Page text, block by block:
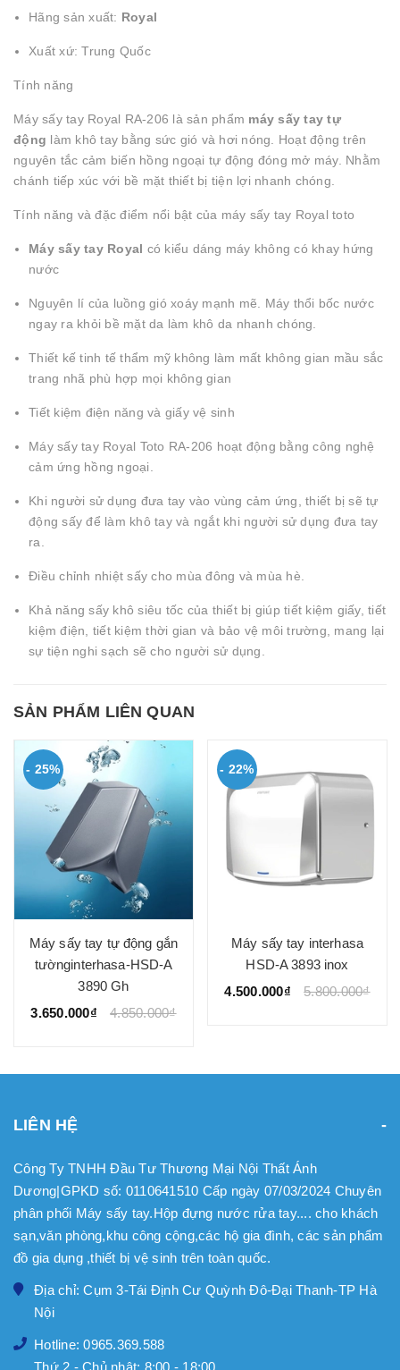
Hãng sản xuất: Royal
Xuất xứ: Trung Quốc
Tính năng
Máy sấy tay Royal RA-206 là sản phẩm máy sấy tay tự
động làm khô tay bằng sức gió và hơi nóng. Hoạt động trên
nguyên tắc cảm biến hồng ngoại tự động đóng mở máy. Nhằm
chánh tiếp xúc với bề mặt thiết bị tiện lợi nhanh chóng.
Tính năng và đặc điểm nổi bật của máy sấy tay Royal toto
Máy sấy tay Royal có kiểu dáng máy không có khay hứng
nước
Nguyên lí của luồng gió xoáy mạnh mẽ. Máy thổi bốc nước
ngay ra khỏi bề mặt da làm khô da nhanh chóng.
Thiết kế tinh tế thẩm mỹ không làm mất không gian mầu sắc
trang nhã phù hợp mọi không gian
Tiết kiệm điện năng và giấy vệ sinh
Máy sấy tay Royal Toto RA-206 hoạt động bằng công nghệ
cảm ứng hồng ngoại.
Khi người sử dụng đưa tay vào vùng cảm ứng, thiết bị sẽ tự
động sấy để làm khô tay và ngắt khi người sử dụng đưa tay
ra.
Điều chỉnh nhiệt sấy cho mùa đông và mùa hè.
Khả năng sấy khô siêu tốc của thiết bị giúp tiết kiệm giấy, tiết
kiệm điện, tiết kiệm thời gian và bảo vệ môi trường, mang lại
sự tiện nghi sạch sẽ cho người sử dụng.
SẢN PHẨM LIÊN QUAN
- 25%
Máy sấy tay tự động gắn
tườnginterhasa-HSD-A
3890 Gh
3.650.000₫
4.850.000₫
- 22%
Máy sấy tay interhasa
HSD-A 3893 inox
4.500.000₫
5.800.000₫
LIÊN HỆ
Công Ty TNHH Đầu Tư Thương Mại Nội Thất Ánh
Dương|GPKD số: 0110641510 Cấp ngày 07/03/2024 Chuyên
phân phối Máy sấy tay.Hộp đựng nước rửa tay.... cho khách
sạn,văn phòng,khu công cộng,các hộ gia đình, các sản phẩm
đồ gia dụng ,thiết bị vệ sinh trên toàn quốc.
Địa chỉ: Cụm 3-Tái Định Cư Quỳnh Đô-Đại Thanh-TP Hà
Nội
Hotline: 0965.369.588
Thứ 2 - Chủ nhật: 8:00 - 18:00